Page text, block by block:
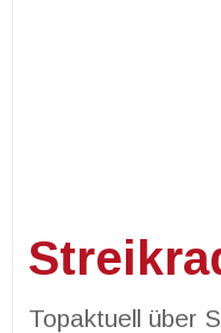
Topaktuell über